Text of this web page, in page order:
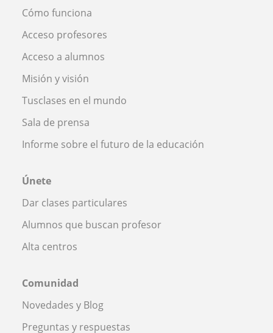
Cómo funciona
Acceso profesores
Acceso a alumnos
Misión y visión
Tusclases en el mundo
Sala de prensa
Informe sobre el futuro de la educación
Únete
Dar clases particulares
Alumnos que buscan profesor
Alta centros
Comunidad
Novedades y Blog
Preguntas y respuestas